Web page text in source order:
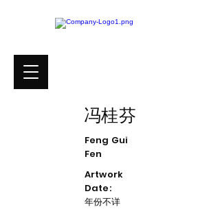
冯桂芬
Feng Gui
Fen
Artwork
Date:
年份不详